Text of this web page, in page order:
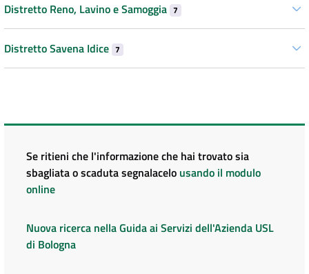
Distretto Reno, Lavino e Samoggia 7
Distretto Savena Idice 7
Se ritieni che l'informazione che hai trovato sia
sbagliata o scaduta segnalacelo usando il modulo
online
Nuova ricerca nella Guida ai Servizi dell'Azienda USL
di Bologna